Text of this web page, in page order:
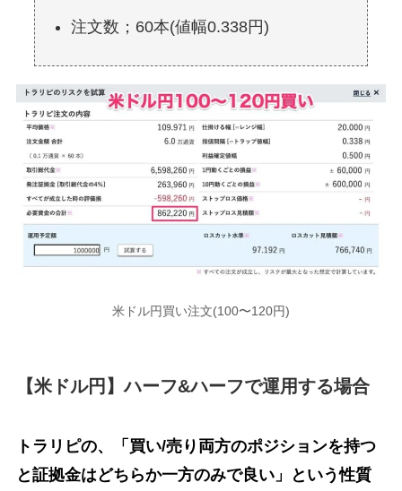
注文数；60本(値幅0.338円)
米ドル円買い注文(100〜120円)
【米ドル円】ハーフ&ハーフで運用する場合
トラリピの、「買い/売り両方のポジションを持つ
と証拠金はどちらか一方のみで良い」という性質